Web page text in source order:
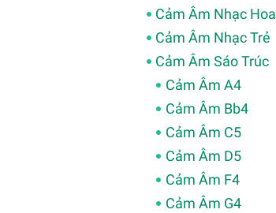
Cảm Âm Nhạc Hoa
Cảm Âm Nhạc Trẻ
Cảm Âm Sáo Trúc
Cảm Âm A4
Cảm Âm Bb4
Cảm Âm C5
Cảm Âm D5
Cảm Âm F4
Cảm Âm G4